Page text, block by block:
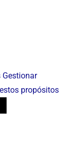
Gestionar
propósitos